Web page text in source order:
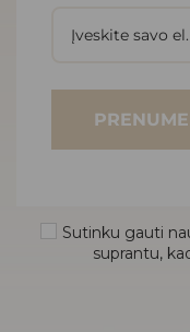
Sutinku gauti
suprantu,